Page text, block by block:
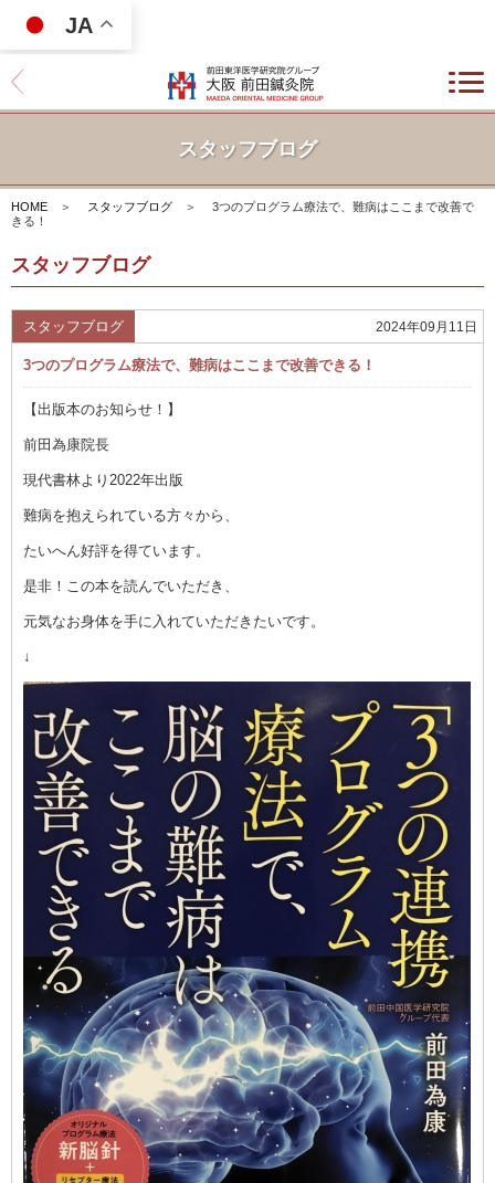
JA
スタッフブログ
HOME ＞ スタッフブログ ＞
3つのプログラム療法で、難病はここまで改善で
きる！
スタッフブログ
スタッフブログ 2024年09月11日
3つのプログラム療法で、難病はここまで改善できる！
【出版本のお知らせ！】
前田為康院長
現代書林より2022年出版
難病を抱えられている方々から、
たいへん好評を得ています。
是非！この本を読んでいただき、
元気なお身体を手に入れていただきたいです。
↓